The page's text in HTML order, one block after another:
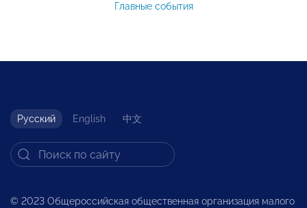
Главные события
Русский English 中文
© 2023 Общероссийская общественная организация малого